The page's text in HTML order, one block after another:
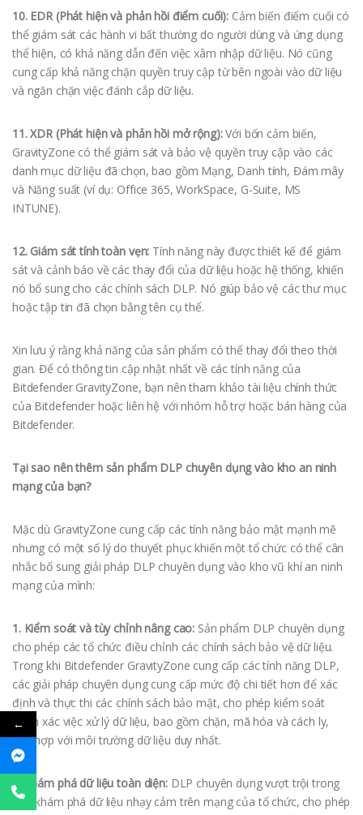
10. EDR (Phát hiện và phản hồi điểm cuối): Cảm biến điểm cuối có
thể giám sát các hành vi bất thường do người dùng và ứng dụng
thể hiện, có khả năng dẫn đến việc xâm nhập dữ liệu. Nó cũng
cung cấp khả năng chặn quyền truy cập từ bên ngoài vào dữ liệu
và ngăn chặn việc đánh cắp dữ liệu.
11. XDR (Phát hiện và phản hồi mở rộng):Với bốn cảm biến,
GravityZone có thể giám sát và bảo vệ quyền truy cập vào các
danh mục dữ liệu đã chọn, bao gồm Mạng, Danh tính, Đám mây
và Năng suất (ví dụ: Office 365, WorkSpace, G-Suite, MS
INTUNE).
12. Giám sát tính toàn vẹn: Tính năng này được thiết kế để giám
sát và cảnh báo về các thay đổi của dữ liệu hoặc hệ thống, khiến
nó bổ sung cho các chính sách DLP. Nó giúp bảo vệ các thư mục
hoặc tập tin đã chọn bằng tên cụ thể.
Xin lưu ý rằng khả năng của sản phẩm có thể thay đổi theo thời
gian. Để có thông tin cập nhật nhất về các tính năng của
Bitdefender GravityZone, bạn nên tham khảo tài liệu chính thức
của Bitdefender hoặc liên hệ với nhóm hỗ trợ hoặc bán hàng của
Bitdefender.
Tại sao nên thêm sản phẩm DLP chuyên dụng vào kho an ninh
mạng của bạn?
Mặc dù GravityZone cung cấp các tính năng bảo mật mạnh mẽ
nhưng có một số lý do thuyết phục khiến một tổ chức có thể cân
nhắc bổ sung giải pháp DLP chuyên dụng vào kho vũ khí an ninh
mạng của mình:
1. Kiểm soát và tùy chỉnh nâng cao: Sản phẩm DLP chuyên dụng
cho phép các tổ chức điều chỉnh các chính sách bảo vệ dữ liệu.
Trong khi Bitdefender GravityZone cung cấp các tính năng DLP,
các giải pháp chuyên dụng cung cấp mức độ chi tiết hơn để xác
định và thực thi các chính sách bảo mật, cho phép kiểm soát
chính xác việc xử lý dữ liệu, bao gồm chặn, mã hóa và cách ly,
phù hợp với môi trường dữ liệu duy nhất.
2. Khám phá dữ liệu toàn diện:DLP chuyên dụng vượt trội trong
việc khám phá dữ liệu nhạy cảm trên mạng của tổ chức, cho phép
←